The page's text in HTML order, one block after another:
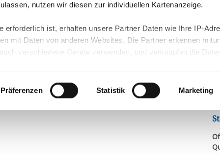
nutzen wir diesen zur individuellen Kartenanzeige.
erforderlich ist, erhalten unsere Partner Daten wie Ihre IP-
mit Daten von anderen Websites. Die Partner erkennen
verschiedene Geräte verwenden, und verknüpfen die Daten
ist kein der EU gleichwertiges Datenschutzniveau
Daten führen kann.
unserenDatenschutzhinweisenund in unsererCookie-
Funktionen für diese Zwecke aktiviert sind, müssen Sie
mittels nachfolgender Buttons über Ihre Einwilligung für
erteilte Einwilligung stets für die Zukunft widerrufen. Bitte
Präferenzen Statistik Marketing
(OGS)